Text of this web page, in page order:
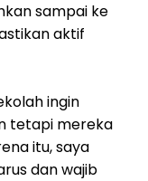
sampai ke
aktif
ingin
tetapi mereka
itu, saya
dan wajib